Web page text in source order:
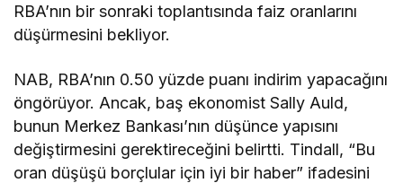
RBA’nın bir sonraki toplantısında faiz oranlarını
düşürmesini bekliyor.
NAB, RBA’nın 0.50 yüzde puanı indirim yapacağını
öngörüyor. Ancak, baş ekonomist Sally Auld,
bunun Merkez Bankası’nın düşünce yapısını
değiştirmesini gerektireceğini belirtti. Tindall, “Bu
oran düşüşü borçlular için iyi bir haber” ifadesini